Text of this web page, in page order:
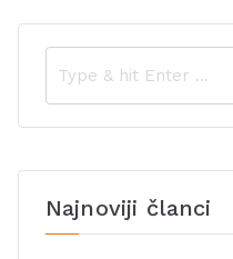
Najnoviji članci